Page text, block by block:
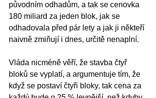
původním odhadům, a tak se cenovka
180 miliard za jeden blok, jak se
odhadovala před pár lety a jak ji někteří
naivně zmiňují i dnes, určitě nenaplní.
Vláda nicméně věří, že stavba čtyř
bloků se vyplatí, a argumentuje tím, že
když se postaví čtyři bloky, tak cena za